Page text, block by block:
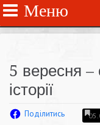
Меню
5 вересня –
історії
Поділитись